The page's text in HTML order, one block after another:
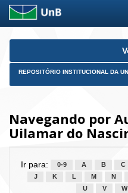
Skip
REPOSITÓRIO INSTITUCIONAL DA
Navegando por
Uilamar do
Ir para: 0-9 A B C
J
K L M N
U
V W